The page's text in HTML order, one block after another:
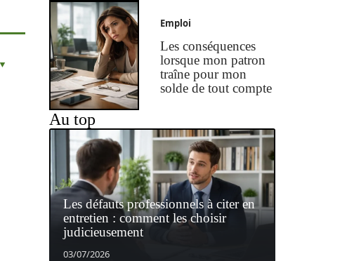
Emploi
Les conséquences
lorsque mon patron
traîne pour mon
solde de tout compte
Au top
Les défauts professionnels à citer en
entretien : comment les choisir
judicieusement
03/07/2026